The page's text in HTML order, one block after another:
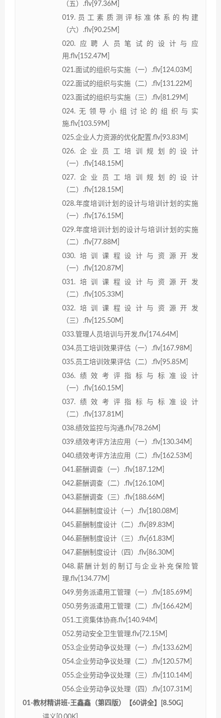
（五）.flv[97.36M]
019.员工素质测评标准体系的构建
（六）.flv[90.25M]
020.应聘人员笔试的设计与应
用.flv[152.47M]
021.面试的组织与实施（一）.flv[124.03M]
022.面试的组织与实施（二）.flv[131.22M]
023.面试的组织与实施（三）.flv[81.29M]
024.无领导小组讨论的组织与实
施.flv[103.59M]
025.企业人力资源的优化配置.flv[93.83M]
026.企业员工培训规划的设计
（一）.flv[148.15M]
027.企业员工培训规划的设计
（二）.flv[128.15M]
028.年度培训计划的设计与培训计划的实施
（一）.flv[176.15M]
029.年度培训计划的设计与培训计划的实施
（二）.flv[77.88M]
030.培训课程设计与资源开发
（一）.flv[120.87M]
031.培训课程设计与资源开发
（二）.flv[105.33M]
032.培训课程设计与资源开发
（三）.flv[125.50M]
033.管理人员培训与开发.flv[174.64M]
034.员工培训效果评估（一）.flv[167.98M]
035.员工培训效果评估（二）.flv[95.85M]
036.绩效考评指标与标准设计
（一）.flv[160.15M]
037.绩效考评指标与标准设计
（二）.flv[137.81M]
038.绩效监控与沟通.flv[78.26M]
039.绩效考评方法应用（一）.flv[130.34M]
040.绩效考评方法应用（二）.flv[162.53M]
041.薪酬调查（一）.flv[187.12M]
042.薪酬调查（二）.flv[126.10M]
043.薪酬调查（三）.flv[188.66M]
044.薪酬制度设计（一）.flv[180.08M]
045.薪酬制度设计（二）.flv[89.83M]
046.薪酬制度设计（三）.flv[61.83M]
047.薪酬制度设计（四）.flv[86.30M]
048.薪酬计划的制订与企业补充保险管
理.flv[134.77M]
049.劳务派遣用工管理（一）.flv[185.69M]
050.劳务派遣用工管理（二）.flv[166.42M]
051.工资集体协商.flv[140.94M]
052.劳动安全卫生管理.flv[72.15M]
053.企业劳动争议处理（一）.flv[133.62M]
054.企业劳动争议处理（二）.flv[120.57M]
055.企业劳动争议处理（三）.flv[110.14M]
056.企业劳动争议处理（四）.flv[107.31M]
01-教材精讲班-王鑫鑫（第四版）【60讲全】[8.50G]